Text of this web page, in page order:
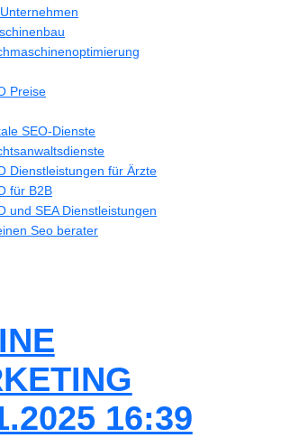
Preise
SEO-Dienste
Dienstleistungen für Ärzte
für B2B
und SEA Dienstleistungen
Seo berater
16:39